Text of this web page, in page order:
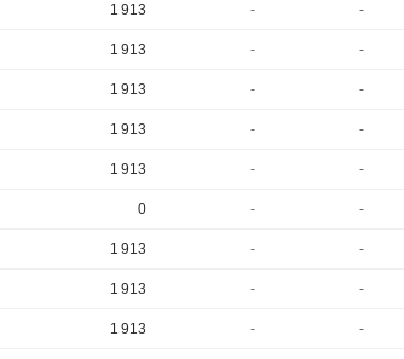
1 913 - -
1 913 - -
1 913 - -
1 913 - -
1 913 - -
0 - -
1 913 - -
1 913 - -
1 913 - -